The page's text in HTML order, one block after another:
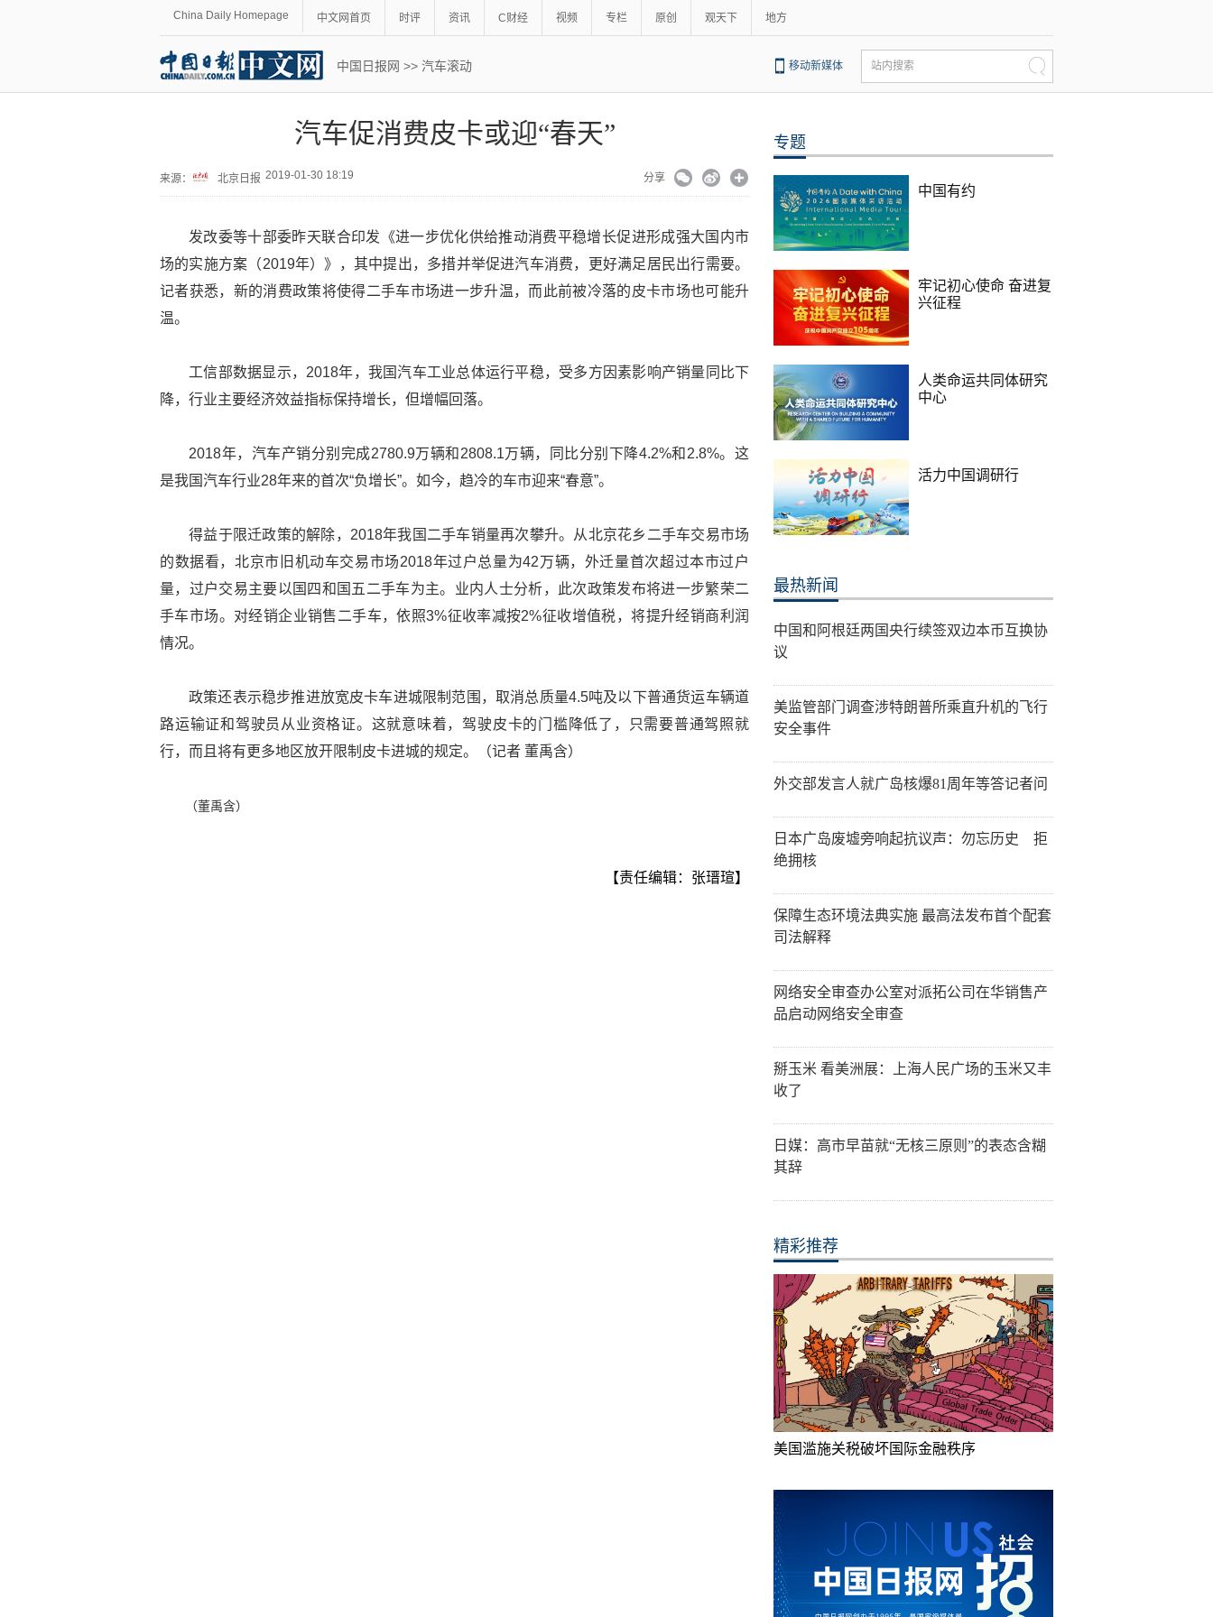
China Daily Homepage 中文网首页 时评 资讯 C财经 视频 专栏 原创 观天下 地方
中国日报网 >> 汽车滚动 移动新媒体 站内搜索
汽车促消费皮卡或迎“春天”
来源： 北京日报 2019-01-30 18:19 分享
发改委等十部委昨天联合印发《进一步优化供给推动消费平稳增长促进形成强大国内市
场的实施方案（2019年）》，其中提出，多措并举促进汽车消费，更好满足居民出行需要。
记者获悉，新的消费政策将使得二手车市场进一步升温，而此前被冷落的皮卡市场也可能升
温。
工信部数据显示，2018年，我国汽车工业总体运行平稳，受多方因素影响产销量同比下
降，行业主要经济效益指标保持增长，但增幅回落。
2018年，汽车产销分别完成2780.9万辆和2808.1万辆，同比分别下降4.2%和2.8%。这
是我国汽车行业28年来的首次“负增长”。如今，趋冷的车市迎来“春意”。
得益于限迁政策的解除，2018年我国二手车销量再次攀升。从北京花乡二手车交易市场
的数据看，北京市旧机动车交易市场2018年过户总量为42万辆，外迁量首次超过本市过户
量，过户交易主要以国四和国五二手车为主。业内人士分析，此次政策发布将进一步繁荣二
手车市场。对经销企业销售二手车，依照3%征收率减按2%征收增值税，将提升经销商利润
情况。
政策还表示稳步推进放宽皮卡车进城限制范围，取消总质量4.5吨及以下普通货运车辆道
路运输证和驾驶员从业资格证。这就意味着，驾驶皮卡的门槛降低了，只需要普通驾照就
行，而且将有更多地区放开限制皮卡进城的规定。（记者 董禹含）
（董禹含）
【责任编辑：张瑨瑄】
专题
中国有约
牢记初心使命 奋进复
兴征程
人类命运共同体研究
中心
活力中国调研行
最热新闻
中国和阿根廷两国央行续签双边本币互换协
议
美监管部门调查涉特朗普所乘直升机的飞行
安全事件
外交部发言人就广岛核爆81周年等答记者问
日本广岛废墟旁响起抗议声：勿忘历史 拒
绝拥核
保障生态环境法典实施 最高法发布首个配套
司法解释
网络安全审查办公室对派拓公司在华销售产
品启动网络安全审查
掰玉米 看美洲展：上海人民广场的玉米又丰
收了
日媒：高市早苗就“无核三原则”的表态含糊
其辞
精彩推荐
美国滥施关税破坏国际金融秩序